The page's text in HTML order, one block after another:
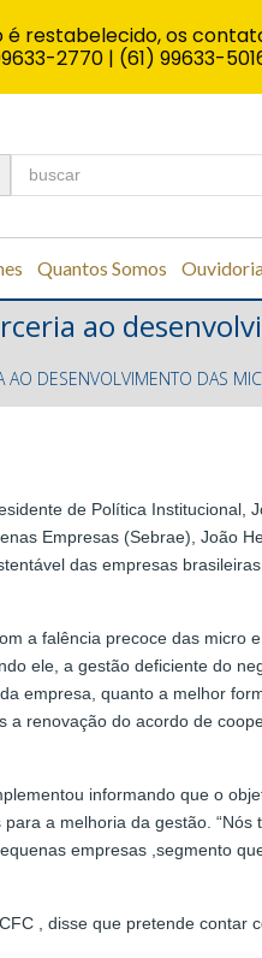
Quantos Somos
ao
AO DESENVOLVIMENTO DAS
de Política Institucional,
Empresas (Sebrae), João
das empresas
a falência precoce das micro
ele, a gestão deficiente do
empresa, quanto a melhor
renovação do acordo de
informando que o
a melhoria da gestão.
empresas ,segmento
, disse que pretende contar
os
2770 | (61) 99633-